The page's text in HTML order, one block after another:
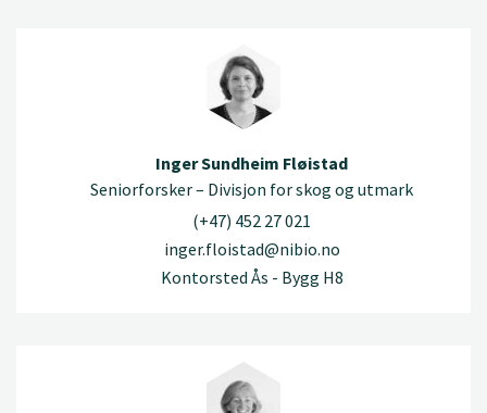
Inger Sundheim Fløistad
Seniorforsker – Divisjon for skog og utmark
(+47) 452 27 021
inger.floistad@nibio.no
Kontorsted Ås - Bygg H8